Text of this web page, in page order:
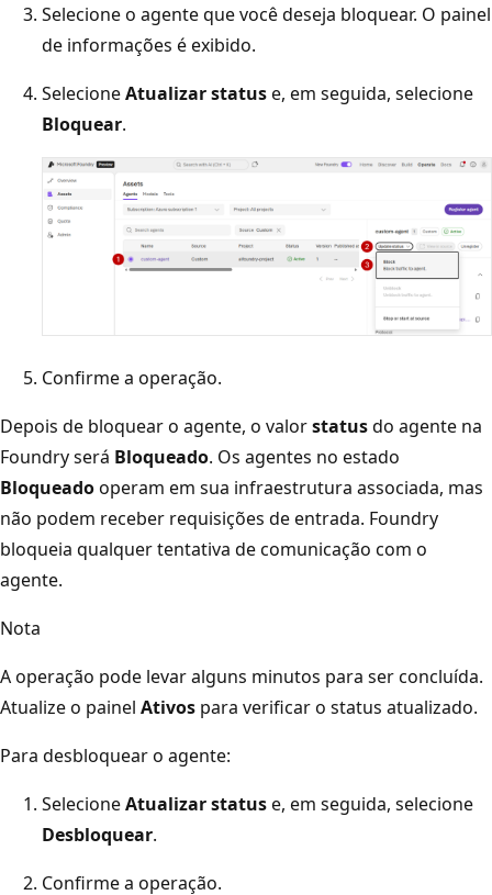
Selecione o agente que você deseja bloquear. O painel
de informações é exibido.
SelecioneAtualizar statuse, em seguida, selecione
Bloquear.
Confirme a operação.
Depois de bloquear o agente, o valorstatusdo agente na
Foundry será Bloqueado. Os agentes no estado
Bloqueadooperam em sua infraestrutura associada, mas
não podem receber requisições de entrada. Foundry
bloqueia qualquer tentativa de comunicação com o
agente.
Nota
A operação pode levar alguns minutos para ser concluída.
Atualize o painel Ativos para verificar o status atualizado.
Para desbloquear o agente:
SelecioneAtualizar statuse, em seguida, selecione
Desbloquear.
Confirme a operação.